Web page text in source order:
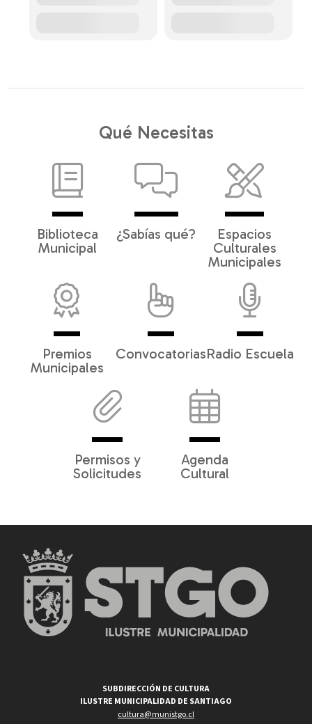
Qué Necesitas
Biblioteca
Municipal
¿Sabías qué?
Espacios
Culturales
Municipales
Premios
Municipales
ConvocatoriasRadio Escuela
Permisos y
Solicitudes
Agenda
Cultural
SUBDIRECCIÓN DE CULTURA
ILUSTRE MUNICIPALIDAD DE SANTIAGO
cultura@munistgo.cl